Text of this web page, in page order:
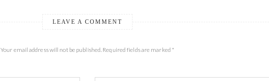
LEAVE A COMMENT
Your email address will not be published. Required fields are marked *